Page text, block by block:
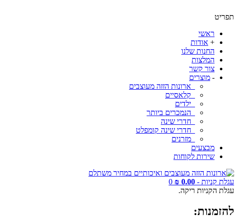
תפריט
ראשי
+ אודות
החנות שלנו
המלצות
צור קשר
- מוצרים
ארונות הזזה מעוצבים
קלאסיים
ילדים
הנמכרים ביותר
חדרי שינה
חדרי שינה קומפלט
מזרנים
מבצעים
שירות לקוחות
עגלת קניות - 0.00 ₪
0
עגלת הקניות ריקה.
להזמנות: